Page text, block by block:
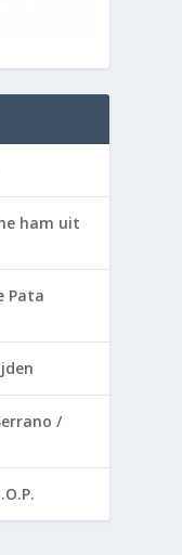
ham uit
Pata
/